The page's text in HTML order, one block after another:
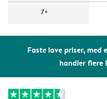
Faste lave priser, med
handler flere
7+